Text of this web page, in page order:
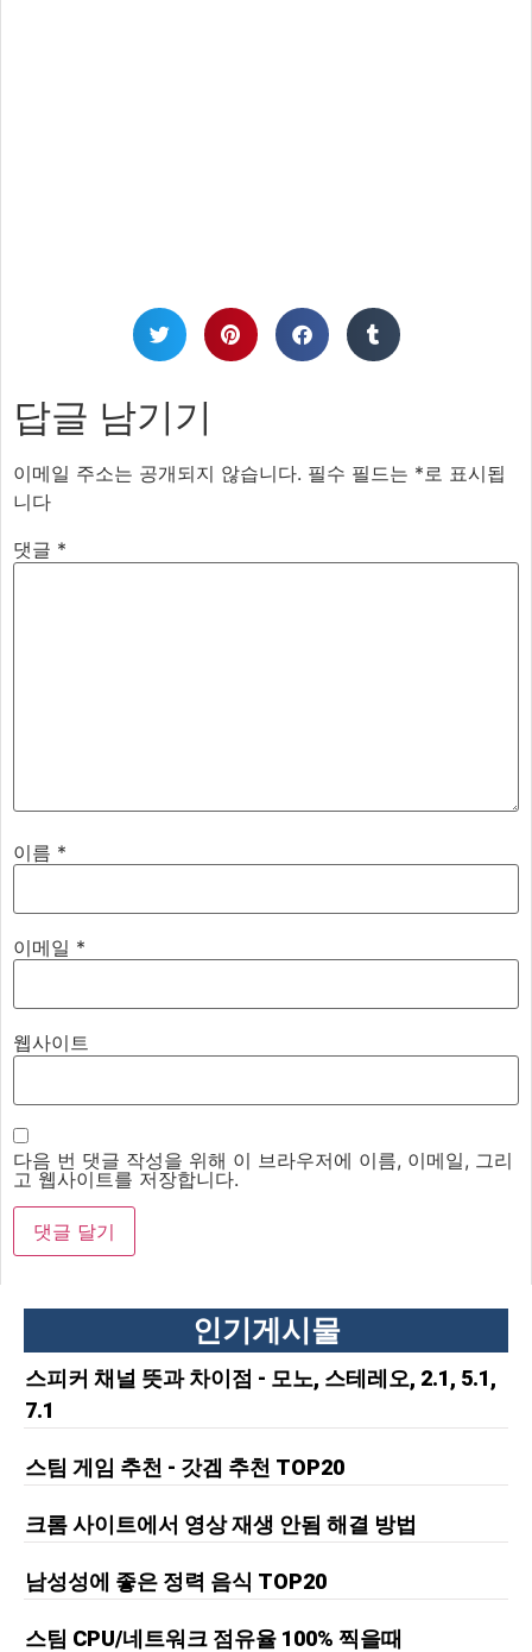
답글 남기기
이메일 주소는 공개되지 않습니다. 필수 필드는 *로 표시됩
니다
댓글 *
이름 *
이메일 *
웹사이트
다음 번 댓글 작성을 위해 이 브라우저에 이름, 이메일, 그리
고 웹사이트를 저장합니다.
인기게시물
스피커 채널 뜻과 차이점 - 모노, 스테레오, 2.1, 5.1,
7.1
스팀 게임 추천 - 갓겜 추천 TOP20
크롬 사이트에서 영상 재생 안됨 해결 방법
남성성에 좋은 정력 음식 TOP20
스팀 CPU/네트워크 점유율 100% 찍을때